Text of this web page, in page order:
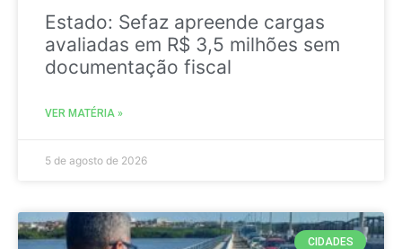
Estado: Sefaz apreende cargas
avaliadas em R$ 3,5 milhões sem
documentação fiscal
VER MATÉRIA »
5 de agosto de 2026
CIDADES